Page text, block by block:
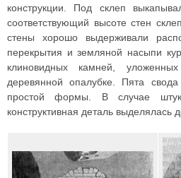
конструкции. Под склеп
соответствующий высоте стен
стены хорошо выдерживали
перекрытия и земляной насыпи
клиновидных камней,
деревянной опалубке. Пята свода
простой формы. В случае
конструктивная деталь выделялась